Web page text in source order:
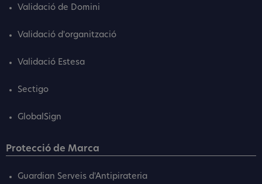
Validació de Domini
Validació d'organització
Validació Estesa
Sectigo
GlobalSign
Protecció de Marca
Guardian Serveis d'Antipirateria